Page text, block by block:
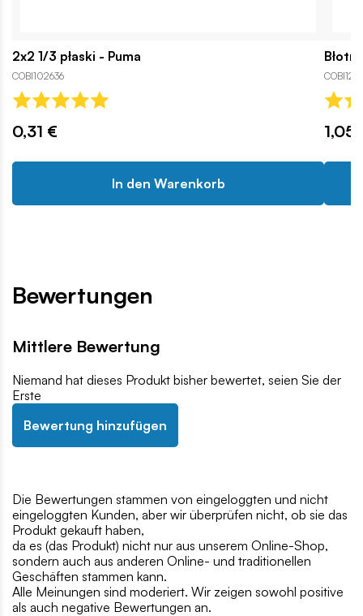
2x2 1/3 płaski - Puma
COBI102636
0,31 €
In den Warenkorb
1,05
Bewertungen
Mittlere Bewertung
Niemand hat dieses Produkt bisher bewertet, seien Sie der
Erste
Bewertung hinzufügen
Die Bewertungen stammen von eingeloggten und nicht
eingeloggten Kunden, aber wir überprüfen nicht, ob sie das
Produkt gekauft haben,
da es (das Produkt) nicht nur aus unserem Online-Shop,
sondern auch aus anderen Online- und traditionellen
Geschäften stammen kann.
Alle Meinungen sind moderiert. Wir zeigen sowohl positive
als auch negative Bewertungen an.